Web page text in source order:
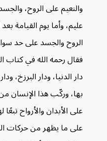
والنعيم على الروح، والجسد
عليم، وأما يوم القيامة
الروح والجسد على حد سواء
فقال رحمه الله في كتاب
دار الدنيا، ودار البرزخ،
بها، وركّب هذا الإنسان من
على الأبدان والأرواح تبعًا
على ما يظهر من حركات